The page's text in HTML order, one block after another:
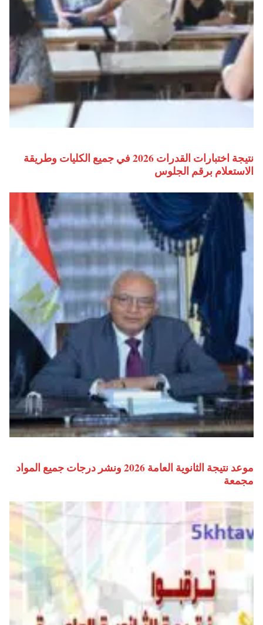
نتيجة اختبارات القدرات 2026 في جميع الكليات وطريقة
الاستعلام برقم الجلوس
موعد نتيجة الثانوية العامة 2026 ونشر درجات جميع المواد
مجمعة